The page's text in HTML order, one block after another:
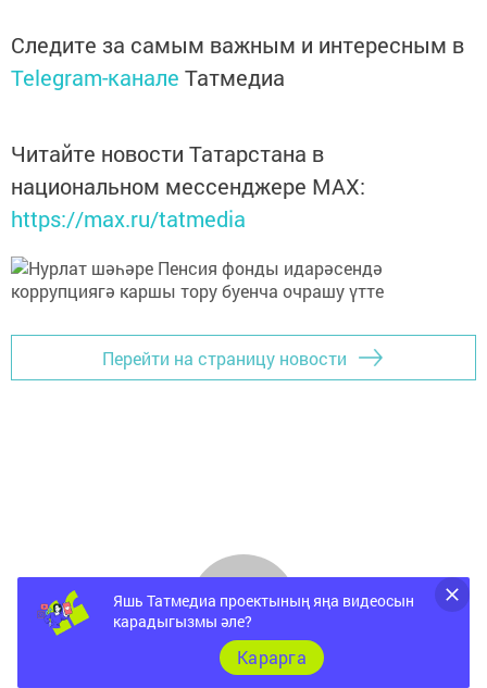
Следите за самым важным и интересным в
Telegram-канале Татмедиа
Читайте новости Татарстана в
национальном мессенджере MАХ:
https://max.ru/tatmedia
Перейти на страницу новости
Яшь Татмедиа проектының яңа видеосын
карадыгызмы әле?
Карарга